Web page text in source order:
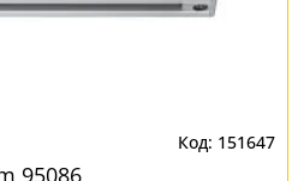
151647
95086